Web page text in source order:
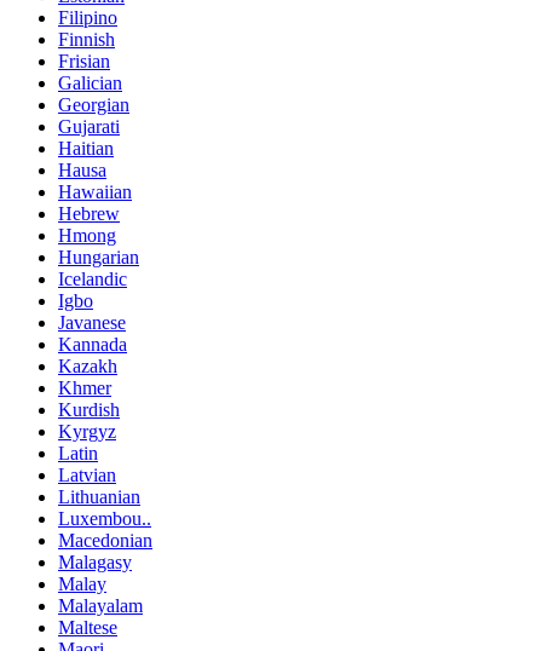
Filipino
Finnish
Frisian
Galician
Georgian
Gujarati
Haitian
Hausa
Hawaiian
Hebrew
Hmong
Hungarian
Icelandic
Igbo
Javanese
Kannada
Kazakh
Khmer
Kurdish
Kyrgyz
Latin
Latvian
Lithuanian
Luxembou..
Macedonian
Malagasy
Malay
Malayalam
Maltese